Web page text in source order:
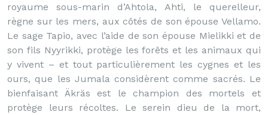
royaume sous-marin d’Ahtola, Ahti, le querelleur,
règne sur les mers, aux côtés de son épouse Vellamo.
Le sage Tapio, avec l’aide de son épouse Mielikki et de
son fils Nyyrikki, protège les forêts et les animaux qui
y vivent – et tout particulièrement les cygnes et les
ours, que les Jumala considèrent comme sacrés. Le
bienfaisant Äkräs est le champion des mortels et
protège leurs récoltes. Le serein dieu de la mort,